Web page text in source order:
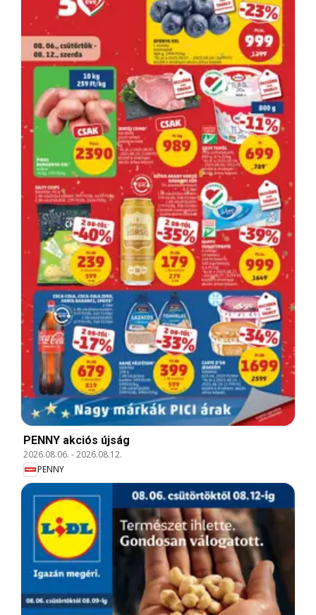
PENNY akciós újság
2026.08.06. -2026.08.12.
PENNY